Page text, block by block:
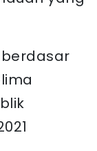
berdasar